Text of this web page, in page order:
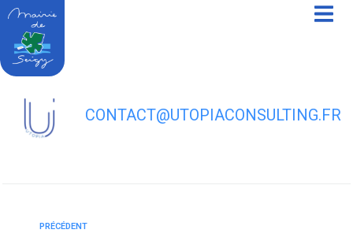
principal
Trompes de Saint Martin
CONTACT@UTOPIACONSULTING.FR
PRÉCÉDENT